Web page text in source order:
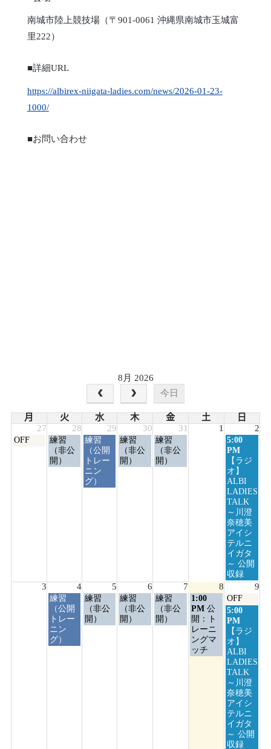
南城市陸上競技場（〒901-0061 沖縄県南城市玉城富
里222）
■詳細URL
https://albirex-niigata-ladies.com/news/2026-01-23-
1000/
■お問い合わせ
8月 2026
今日
月 火 水 木 金 土
日
27
28 29 30 31 1 2
月
OFF
火
曜
日,
練習
（非公
開）
水
曜
日,
7
月
練習
（公開
トレー
ニン
グ）
木
曜
日,
練習
（非公
開）
金
曜
日,
練習
（非公
開）
日
曜
日,
8
月
2nd
2026
5:00
PM
【ラジ
オ】
ALBI
LADIES
TALK
～川澄
奈穂美
アイシ
テルニ
イガタ
～ 公開
収録
3 4 5 6 7 8 9
火
曜
日,
8
月
練習
（公開
トレー
ニン
グ）
水
曜
日,
練習
（非公
開）
木
曜
日,
練習
（非公
開）
金
曜
日,
練習
（非公
開）
土
曜
日,
8
月
8th
1:00
PM 公
開：ト
レーニ
ングマ
ッチ
日
曜
日,
月
9th
2026
OFF
日
曜
日,
8
月
9th
2026
5:00
PM
【ラジ
オ】
ALBI
LADIES
TALK
～川澄
奈穂美
アイシ
テルニ
イガタ
～ 公開
収録